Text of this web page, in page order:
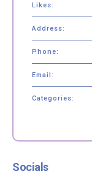
Likes:
Address:
Phone:
Email:
Categories:
Socials